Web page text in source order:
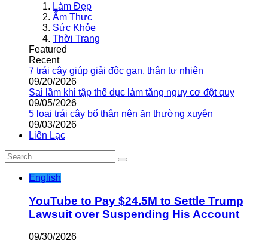
Làm Đẹp
Ẩm Thực
Sức Khỏe
Thời Trang
Featured
Recent
7 trái cây giúp giải độc gan, thận tự nhiên
09/20/2026
Sai lầm khi tập thể dục làm tăng nguy cơ đột quỵ
09/05/2026
5 loại trái cây bổ thận nên ăn thường xuyên
09/03/2026
Liên Lạc
English
YouTube to Pay $24.5M to Settle Trump
Lawsuit over Suspending His Account
09/30/2026